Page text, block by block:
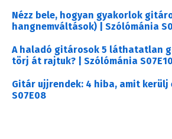
Nézz bele, hogyan gyakorlok
hangnemváltások) | Szólómánia
A haladó gitárosok 5 láthatatlan
törj át rajtuk? | Szólómánia S07E10
Gitár ujjrendek: 4 hiba, amit kerülj
S07E08